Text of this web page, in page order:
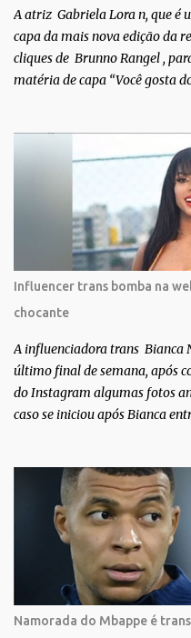
A atriz Gabriela Lora n, que é
capa da mais nova edição da
cliques de Brunno Rangel ,
matéria de capa “Você gosta
convidarem para esse projeto
sobre amor. Todo carinho do
ponte disso tudo”, escreveu
como linda e a matéria que
de gente que se apaixonou
extraordinária. O Pele Projetc
expor uma diversidade de
especificidades físicas. A atriz
após fazer uma participação
TV Globo. Na trama, ela inte...
Influencer trans bomba na
chocante
A influenciadora trans Bianca
último final de semana, após
do Instagram algumas fotos
caso se iniciou após Bianca
Bianca aparece ainda muito
após algumas fotos
biquíni fio dental, com cabelo
a morena desabafou como
exército brasileiro. Segundo
uma forma de provar que
passageiro. “Me alistei no
‘bota no exército para ver se
Namorada do Mbappe é